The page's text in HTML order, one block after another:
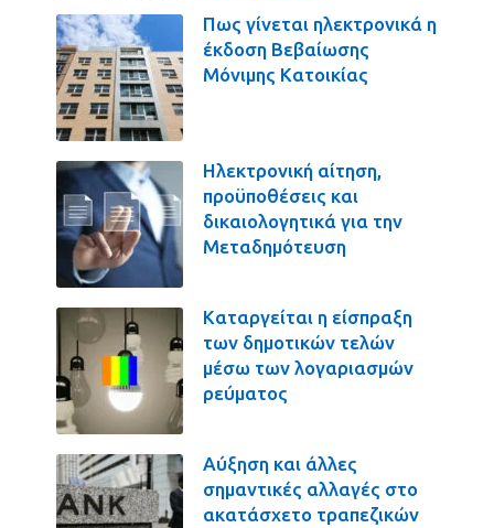
Πως γίνεται ηλεκτρονικά η
έκδοση Βεβαίωσης
Μόνιμης Κατοικίας
Ηλεκτρονική αίτηση,
προϋποθέσεις και
δικαιολογητικά για την
Μεταδημότευση
Καταργείται η είσπραξη
των δημοτικών τελών
μέσω των λογαριασμών
ρεύματος
Αύξηση και άλλες
σημαντικές αλλαγές στο
ακατάσχετο τραπεζικών